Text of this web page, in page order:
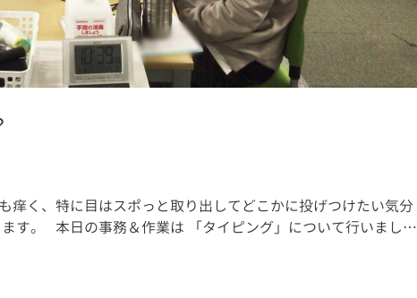
く、特に目はスポっと取り出してどこかに投げつけたい気分
す。 本日の事務＆作業は 「タイピング」について行いまし…